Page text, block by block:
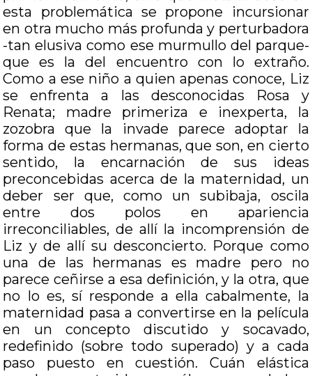
esta problemática se propone incursionar
en otra mucho más profunda y perturbadora
-tan elusiva como ese murmullo del parque-
que es la del encuentro con lo extraño.
Como a ese niño a quien apenas conoce, Liz
se enfrenta a las desconocidas Rosa y
Renata; madre primeriza e inexperta, la
zozobra que la invade parece adoptar la
forma de estas hermanas, que son, en cierto
sentido, la encarnación de sus ideas
preconcebidas acerca de la maternidad, un
deber ser que, como un subibaja, oscila
entre dos polos en apariencia
irreconciliables, de allí la incomprensión de
Liz y de allí su desconcierto. Porque como
una de las hermanas es madre pero no
parece ceñirse a esa definición, y la otra, que
no lo es, sí responde a ella cabalmente, la
maternidad pasa a convertirse en la película
en un concepto discutido y socavado,
redefinido (sobre todo superado) y a cada
paso puesto en cuestión. Cuán elástica